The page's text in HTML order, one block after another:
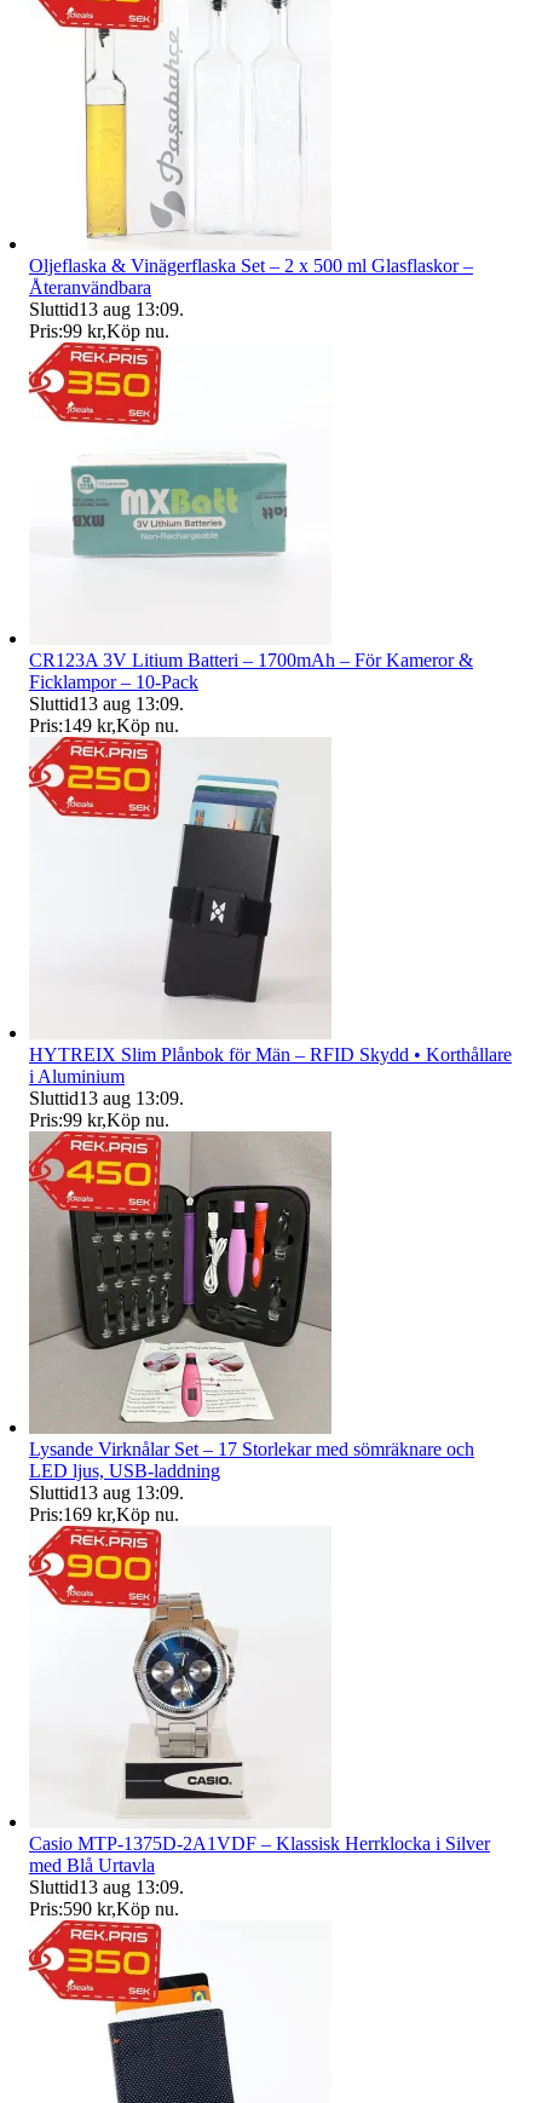
Oljeflaska & Vinägerflaska Set – 2 x 500 ml Glasflaskor –
Återanvändbara
Sluttid13 aug 13:09.
Pris:99 kr,Köp nu.
CR123A 3V Litium Batteri – 1700mAh – För Kameror &
Ficklampor – 10-Pack
Sluttid13 aug 13:09.
Pris:149 kr,Köp nu.
HYTREIX Slim Plånbok för Män – RFID Skydd • Korthållare
i Aluminium
Sluttid13 aug 13:09.
Pris:99 kr,Köp nu.
Lysande Virknålar Set – 17 Storlekar med sömräknare och
LED ljus, USB-laddning
Sluttid13 aug 13:09.
Pris:169 kr,Köp nu.
Casio MTP-1375D-2A1VDF – Klassisk Herrklocka i Silver
med Blå Urtavla
Sluttid13 aug 13:09.
Pris:590 kr,Köp nu.